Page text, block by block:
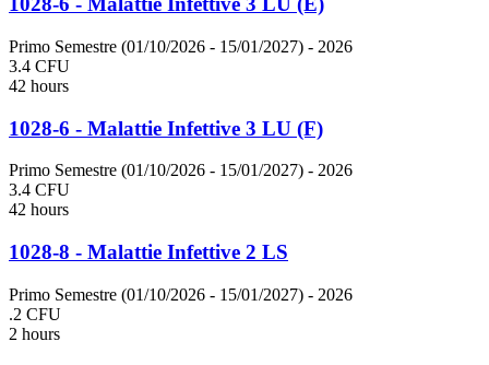
Primo Semestre (01/10/2026 - 15/01/2027) - 2026
3.4 CFU
42 hours
1028-6 - Malattie Infettive 3 LU (F)
Primo Semestre (01/10/2026 - 15/01/2027) - 2026
3.4 CFU
42 hours
1028-8 - Malattie Infettive 2 LS
Primo Semestre (01/10/2026 - 15/01/2027) - 2026
.2 CFU
2 hours